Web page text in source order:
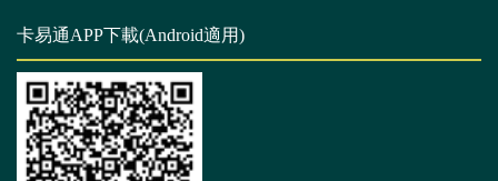
卡易通APP下載(Android適用)